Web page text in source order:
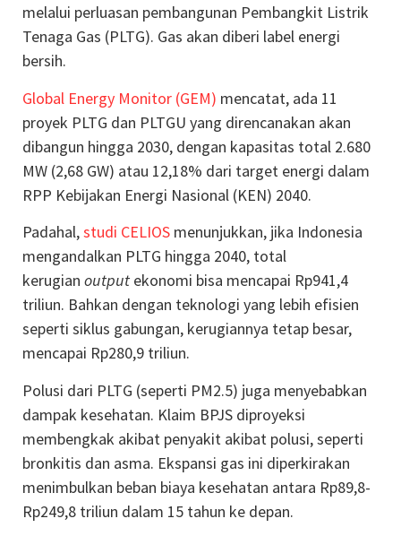
melalui perluasan pembangunan Pembangkit Listrik
Tenaga Gas (PLTG). Gas akan diberi label energi
bersih.
Global Energy Monitor (GEM) mencatat, ada 11
proyek PLTG dan PLTGU yang direncanakan akan
dibangun hingga 2030, dengan kapasitas total 2.680
MW (2,68 GW) atau 12,18% dari target energi dalam
RPP Kebijakan Energi Nasional (KEN) 2040.
Padahal,studi CELIOS menunjukkan, jika Indonesia
mengandalkan PLTG hingga 2040, total
kerugian output ekonomi bisa mencapai Rp941,4
triliun. Bahkan dengan teknologi yang lebih efisien
seperti siklus gabungan, kerugiannya tetap besar,
mencapai Rp280,9 triliun.
Polusi dari PLTG (seperti PM2.5) juga menyebabkan
dampak kesehatan. Klaim BPJS diproyeksi
membengkak akibat penyakit akibat polusi, seperti
bronkitis dan asma. Ekspansi gas ini diperkirakan
menimbulkan beban biaya kesehatan antara Rp89,8-
Rp249,8 triliun dalam 15 tahun ke depan.